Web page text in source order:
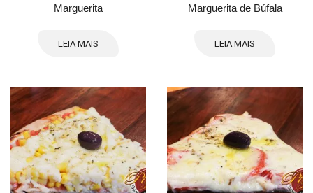
Marguerita
LEIA MAIS
Marguerita de Búfala
LEIA MAIS